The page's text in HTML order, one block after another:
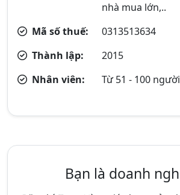
nhà mua lớn,..
Mã số thuế:
0313513634
Thành lập:
2015
Nhân viên:
Từ 51 - 100 người
Bạn là doanh